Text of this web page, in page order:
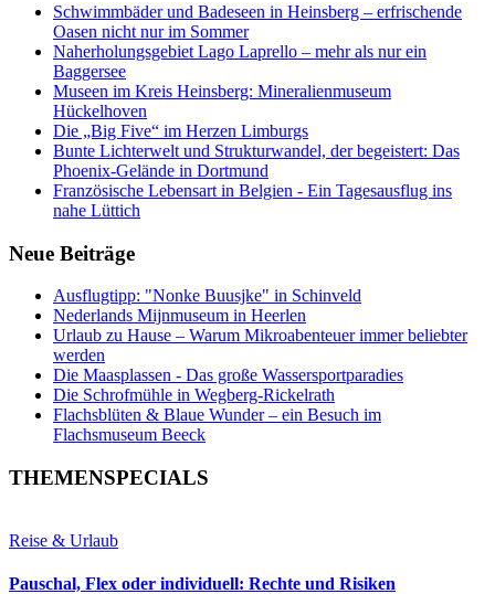
Schwimmbäder und Badeseen in Heinsberg – erfrischende
Oasen nicht nur im Sommer
Naherholungsgebiet Lago Laprello – mehr als nur ein
Baggersee
Museen im Kreis Heinsberg: Mineralienmuseum
Hückelhoven
Die „Big Five“ im Herzen Limburgs
Bunte Lichterwelt und Strukturwandel, der begeistert: Das
Phoenix-Gelände in Dortmund
Französische Lebensart in Belgien - Ein Tagesausflug ins
nahe Lüttich
Neue Beiträge
Ausflugtipp: "Nonke Buusjke" in Schinveld
Nederlands Mijnmuseum in Heerlen
Urlaub zu Hause – Warum Mikroabenteuer immer beliebter
werden
Die Maasplassen - Das große Wassersportparadies
Die Schrofmühle in Wegberg-Rickelrath
Flachsblüten & Blaue Wunder – ein Besuch im
Flachsmuseum Beeck
THEMENSPECIALS
Reise & Urlaub
Pauschal, Flex oder individuell: Rechte und Risiken